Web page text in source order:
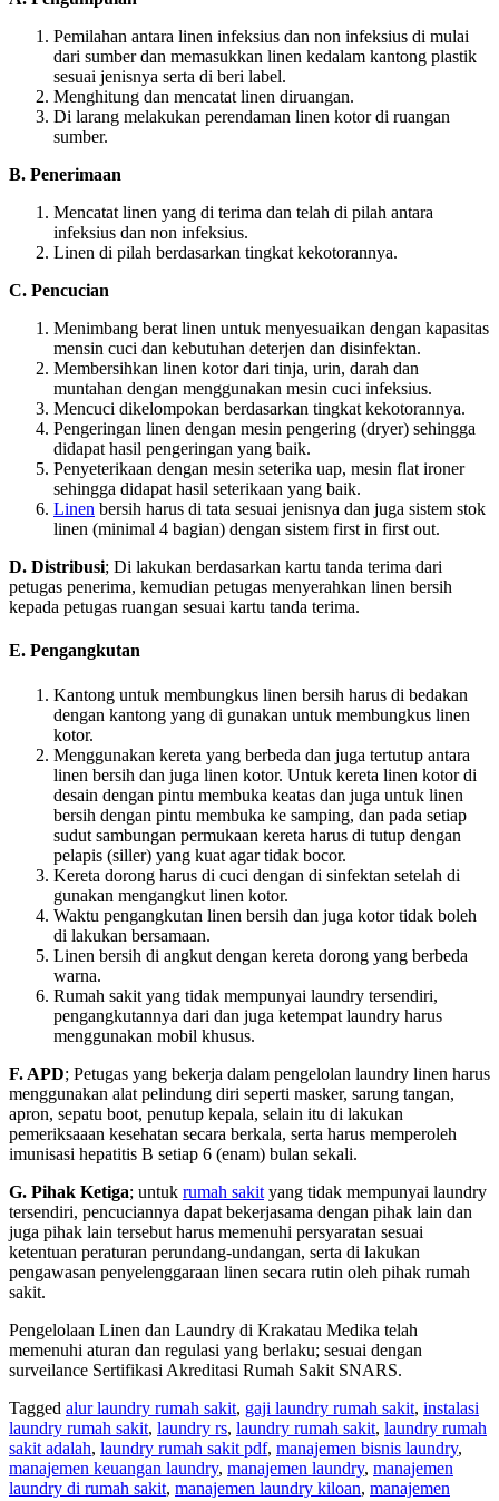
Pemilahan antara linen infeksius dan non infeksius di mulai
dari sumber dan memasukkan linen kedalam kantong plastik
sesuai jenisnya serta di beri label.
Menghitung dan mencatat linen diruangan.
Di larang melakukan perendaman linen kotor di ruangan
sumber.
B. Penerimaan
Mencatat linen yang di terima dan telah di pilah antara
infeksius dan non infeksius.
Linen di pilah berdasarkan tingkat kekotorannya.
C. Pencucian
Menimbang berat linen untuk menyesuaikan dengan kapasitas
mensin cuci dan kebutuhan deterjen dan disinfektan.
Membersihkan linen kotor dari tinja, urin, darah dan
muntahan dengan menggunakan mesin cuci infeksius.
Mencuci dikelompokan berdasarkan tingkat kekotorannya.
Pengeringan linen dengan mesin pengering (dryer) sehingga
didapat hasil pengeringan yang baik.
Penyeterikaan dengan mesin seterika uap, mesin flat ironer
sehingga didapat hasil seterikaan yang baik.
Linen bersih harus di tata sesuai jenisnya dan juga sistem stok
linen (minimal 4 bagian) dengan sistem first in first out.
D. Distribusi; Di lakukan berdasarkan kartu tanda terima dari
petugas penerima, kemudian petugas menyerahkan linen bersih
kepada petugas ruangan sesuai kartu tanda terima.
E. Pengangkutan
Kantong untuk membungkus linen bersih harus di bedakan
dengan kantong yang di gunakan untuk membungkus linen
kotor.
Menggunakan kereta yang berbeda dan juga tertutup antara
linen bersih dan juga linen kotor. Untuk kereta linen kotor di
desain dengan pintu membuka keatas dan juga untuk linen
bersih dengan pintu membuka ke samping, dan pada setiap
sudut sambungan permukaan kereta harus di tutup dengan
pelapis (siller) yang kuat agar tidak bocor.
Kereta dorong harus di cuci dengan di sinfektan setelah di
gunakan mengangkut linen kotor.
Waktu pengangkutan linen bersih dan juga kotor tidak boleh
di lakukan bersamaan.
Linen bersih di angkut dengan kereta dorong yang berbeda
warna.
Rumah sakit yang tidak mempunyai laundry tersendiri,
pengangkutannya dari dan juga ketempat laundry harus
menggunakan mobil khusus.
F. APD; Petugas yang bekerja dalam pengelolan laundry linen harus
menggunakan alat pelindung diri seperti masker, sarung tangan,
apron, sepatu boot, penutup kepala, selain itu di lakukan
pemeriksaaan kesehatan secara berkala, serta harus memperoleh
imunisasi hepatitis B setiap 6 (enam) bulan sekali.
G. Pihak Ketiga; untuk rumah sakit yang tidak mempunyai laundry
tersendiri, pencuciannya dapat bekerjasama dengan pihak lain dan
juga pihak lain tersebut harus memenuhi persyaratan sesuai
ketentuan peraturan perundang-undangan, serta di lakukan
pengawasan penyelenggaraan linen secara rutin oleh pihak rumah
sakit.
Pengelolaan Linen dan Laundry di Krakatau Medika telah
memenuhi aturan dan regulasi yang berlaku; sesuai dengan
surveilance Sertifikasi Akreditasi Rumah Sakit SNARS.
Tagged alur laundry rumah sakit, gaji laundry rumah sakit, instalasi
laundry rumah sakit, laundry rs, laundry rumah sakit, laundry rumah
sakit adalah, laundry rumah sakit pdf, manajemen bisnis laundry,
manajemen keuangan laundry, manajemen laundry, manajemen
laundry di rumah sakit, manajemen laundry kiloan, manajemen